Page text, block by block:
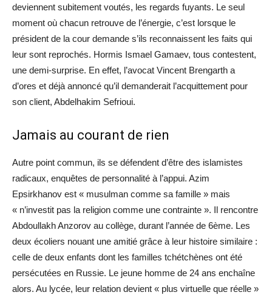
deviennent subitement voutés, les regards fuyants. Le seul
moment où chacun retrouve de l’énergie, c’est lorsque le
président de la cour demande s’ils reconnaissent les faits qui
leur sont reprochés. Hormis Ismael Gamaev, tous contestent,
une demi-surprise. En effet, l’avocat Vincent Brengarth a
d’ores et déjà annoncé qu’il demanderait l’acquittement pour
son client, ­Abdelhakim Sefrioui.
Jamais au courant de rien
Autre point commun, ils se défendent d’être des islamistes
radicaux, enquêtes de personnalité à l’appui. Azim
Epsirkhanov est « musulman comme sa famille » mais
« n’investit pas la religion comme une contrainte ». Il rencontre
Abdoullakh Anzorov au collège, durant l’année de 6ème. Les
deux écoliers nouant une amitié grâce à leur histoire similaire :
celle de deux enfants dont les familles tchétchènes ont été
persécutées en Russie. Le jeune homme de 24 ans enchaîne
alors. Au lycée, leur relation devient « plus virtuelle que réelle »